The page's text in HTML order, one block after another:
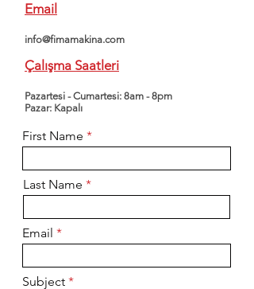
Email
info@fimamakina.com
Çalışma Saatleri
Pazartesi - Cumartesi: 8am - 8pm
​​Pazar: Kapalı
First Name
Last Name
Email
Subject